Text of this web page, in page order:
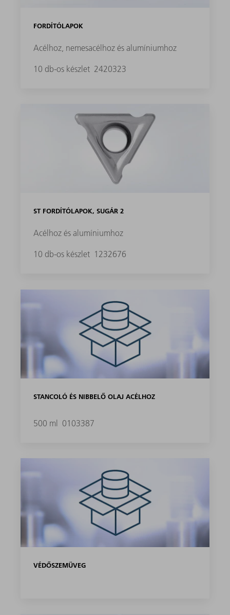
FORDÍTÓLAPOK
Acélhoz, nemesacélhoz és alumíniumhoz
10 db-os készlet 2420323
ST FORDÍTÓLAPOK, SUGÁR 2
Acélhoz és alumíniumhoz
10 db-os készlet 1232676
STANCOLÓ ÉS NIBBELŐ OLAJ ACÉLHOZ
500 ml 0103387
VÉDŐSZEMÜVEG